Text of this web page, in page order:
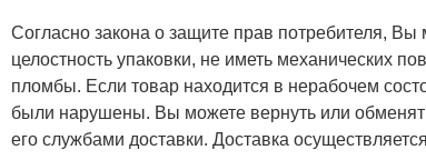
Согласно закона о защите прав потребителя,
целостность упаковки, не иметь механических
пломбы. Если товар находится в нерабочем
были нарушены. Вы можете вернуть или
его службами доставки. Доставка